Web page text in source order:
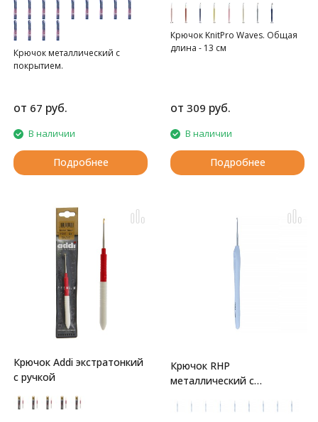
Крючок металлический с
покрытием.
от 67 руб.
В наличии
Подробнее
Крючок KnitPro Waves. Общая
длина - 13 см
от 309 руб.
В наличии
Подробнее
Крючок Addi экстратонкий
с ручкой
Крючок RHP
металлический с